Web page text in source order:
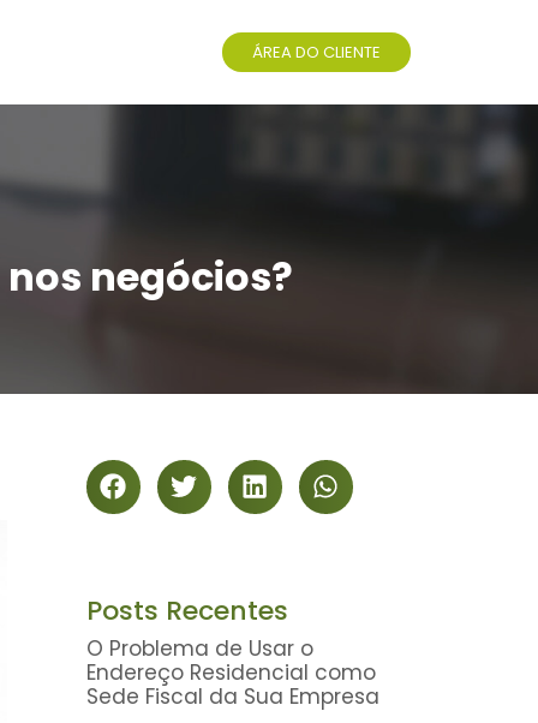
ÁREA DO CLIENTE
negócios?
Posts Recentes
O Problema de Usar o
Endereço Residencial como
Sede Fiscal da Sua Empresa